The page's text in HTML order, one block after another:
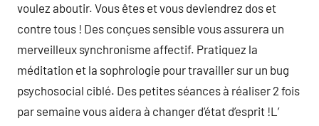
voulez aboutir. Vous êtes et vous deviendrez dos et
contre tous ! Des conçues sensible vous assurera un
merveilleux synchronisme affectif. Pratiquez la
méditation et la sophrologie pour travailler sur un bug
psychosocial ciblé. Des petites séances à réaliser 2 fois
par semaine vous aidera à changer d’état d’esprit !L’